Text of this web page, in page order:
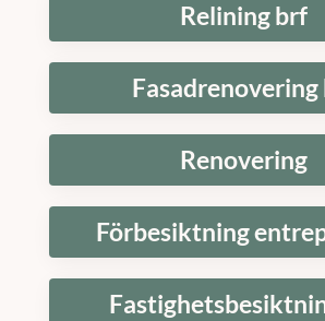
Relining brf
Renovering
Förbesiktning